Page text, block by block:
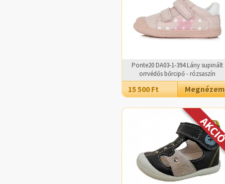
Ponte20 DA03-1-394 Lány supinált
orrvédős bőrcipő - rózsaszín
15 500 Ft Megnézem